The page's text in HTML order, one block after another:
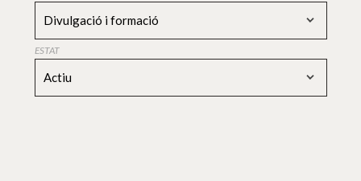
Divulgació i formació
ESTAT
Actiu